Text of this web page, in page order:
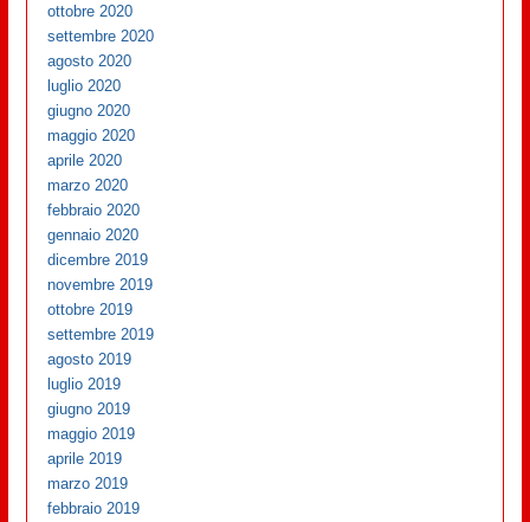
ottobre 2020
settembre 2020
agosto 2020
luglio 2020
giugno 2020
maggio 2020
aprile 2020
marzo 2020
febbraio 2020
gennaio 2020
dicembre 2019
novembre 2019
ottobre 2019
settembre 2019
agosto 2019
luglio 2019
giugno 2019
maggio 2019
aprile 2019
marzo 2019
febbraio 2019